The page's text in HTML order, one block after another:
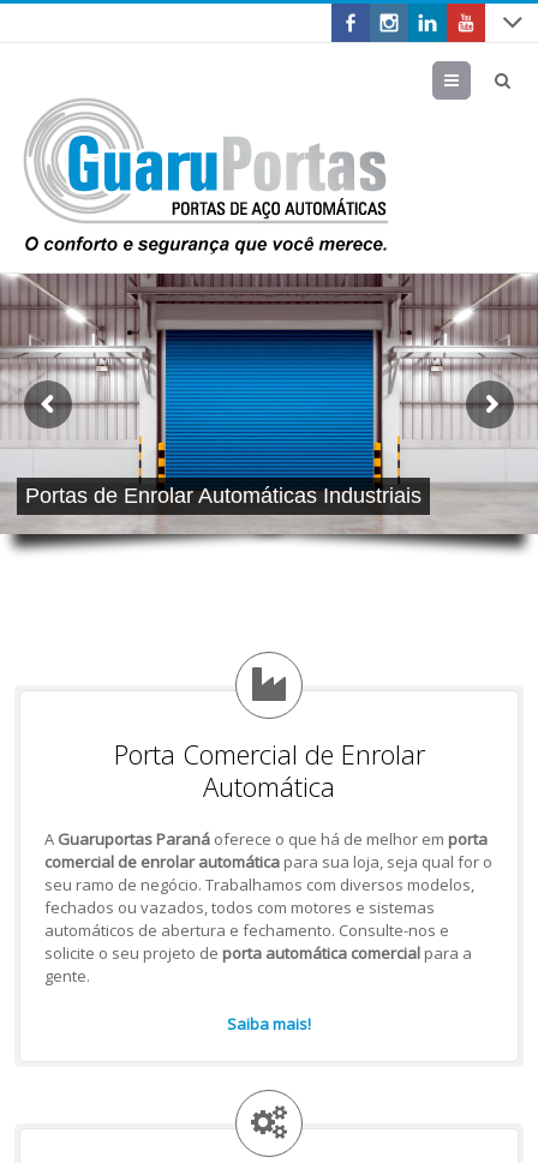
Menu
Portas de Enrolar Automáticas Industriais
Porta Comercial de Enrolar
Automática
A Guaruportas Paranáoferece o que há de melhor em porta
comercial de enrolar automáticapara sua loja, seja qual for o
seu ramo de negócio. Trabalhamos com diversos modelos,
fechados ou vazados, todos com motores e sistemas
automáticos de abertura e fechamento. Consulte-nos e
solicite o seu projeto de porta automática comercialpara a
gente.
Saiba mais!